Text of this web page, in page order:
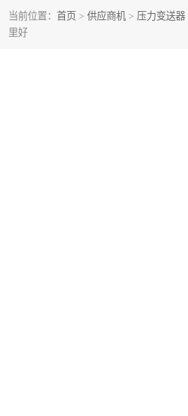
当前位置： 首页 > 供应商机 > 压力变送器
里好